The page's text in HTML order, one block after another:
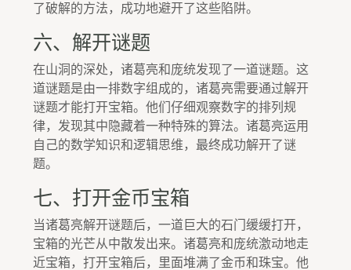
了破解的方法，成功地避开了这些陷阱。
六、解开谜题
在山洞的深处，诸葛亮和庞统发现了一道谜题。这
道谜题是由一排数字组成的，诸葛亮需要通过解开
谜题才能打开宝箱。他们仔细观察数字的排列规
律，发现其中隐藏着一种特殊的算法。诸葛亮运用
自己的数学知识和逻辑思维，最终成功解开了谜
题。
七、打开金币宝箱
当诸葛亮解开谜题后，一道巨大的石门缓缓打开，
宝箱的光芒从中散发出来。诸葛亮和庞统激动地走
近宝箱，打开宝箱后，里面堆满了金币和珠宝。他